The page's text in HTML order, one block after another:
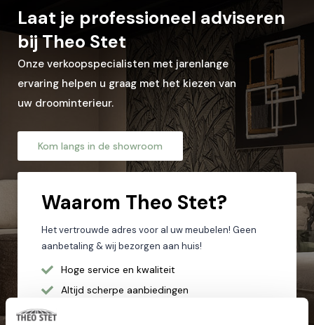
Let op: zorg dat alle velden met een * zijn ingevuld.
Laat je professioneel adviseren
bij Theo Stet
Onze verkoopspecialisten met jarenlange
ervaring helpen u graag met het kiezen van
uw droominterieur.
Kom langs in de showroom
Waarom Theo Stet?
Het vertrouwde adres voor al uw meubelen! Geen
aanbetaling & wij bezorgen aan huis!
Hoge service en kwaliteit
Altijd scherpe aanbiedingen